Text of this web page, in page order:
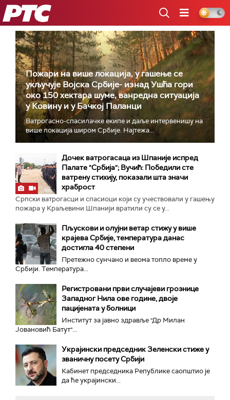
РТС
Пожари на више локација, у гашење се
укључује Војска Србије- изнад Ушћа гори
око 150 хектара шуме, ванредна ситуација
у Ковину и у Бачкој Паланци
Ватрогасно-спасилачке екипе и даље интервенишу на
више локација широм Србије. Најтежа...
Дочек ватрогасаца из Шпаније испред
Палате "Србија"; Вучић: Победили сте
ватрену стихију, показали шта значи
храброст
Српски ватрогасци и спасиоци који су учествовали у гашењу
пожара у Краљевини Шпанији вратили су се у...
Пљускови и олујни ветар стижу у више
крајева Србије, температура данас
достигла 40 степени
Претежно сунчано и веома топло време у
Србији. Температура...
Регистровани први случајеви грознице
Западног Нила ове године, двоје
пацијената у болници
Институт за јавно здравље "Др Милан
Јовановић Батут"...
Украјински председник Зеленски стиже у
званичну посету Србији
Кабинет председника Републике саопштио је
да ће украјински...